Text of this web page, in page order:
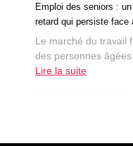
Emploi des seniors :
retard qui persiste face
Le marché du travail
des personnes
Lire la suite